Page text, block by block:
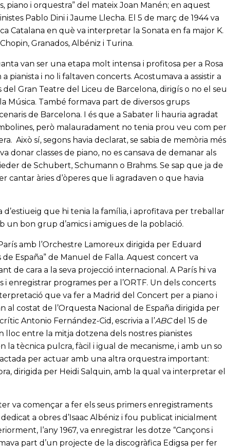
piano i orquestra” del mateix Joan Manén; en aquest
Pablo Dini i Jaume Llecha. El 5 de març de 1944 va
Catalana en què va interpretar la Sonata en fa major K.
Granados, Albéniz i Turina.
van ser una etapa molt intensa i profitosa per a Rosa
pianista i no li faltaven concerts. Acostumava a assistir a
Gran Teatre del Liceu de Barcelona, dirigís o no el seu
Música. També formava part de diversos grups
de Barcelona. I és que a Sabater li hauria agradat
però malauradament no tenia prou veu com per
Això sí, segons havia declarat, se sabia de memòria més
donar classes de piano, no es cansava de demanar als
de Schubert, Schumann o Brahms. Se sap que ja de
cantar àries d’òperes que li agradaven o que havia
d’estiueig que hi tenia la família, i aprofitava per treballar
un bon grup d’amics i amigues de la població.
amb l’Orchestre Lamoreux dirigida per Eduard
España” de Manuel de Falla. Aquest concert va
cara a la seva projecció internacional. A París hi va
enregistrar programes per a l’ORTF. Un dels concerts
que va fer a Madrid del Concert per a piano i
al costat de l’Orquesta Nacional de España dirigida per
Antonio Fernández-Cid, escrivia a l’ABCdel 15 de
lloc entre la mitja dotzena dels nostres pianistes
la tècnica pulcra, fàcil i igual de mecanisme, i amb un so
per actuar amb una altra orquestra important:
dirigida per Heidi Salquin, amb la qual va interpretar el
va començar a fer els seus primers enregistraments
a obres d’Isaac Albéniz i fou publicat inicialment
l’any 1967, va enregistrar les dotze “Cançons i
part d’un projecte de la discogràfica Edigsa per fer